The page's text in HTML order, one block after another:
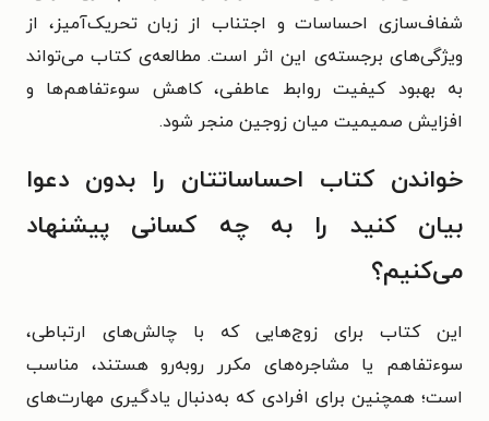
شفاف‌سازی احساسات و اجتناب از زبان تحریک‌آمیز، از
ویژگی‌های برجسته‌ی این اثر است. مطالعه‌ی کتاب می‌تواند
به بهبود کیفیت روابط عاطفی، کاهش سوءتفاهم‌ها و
افزایش صمیمیت میان زوجین منجر شود.
خواندن کتاب احساساتتان را بدون دعوا
بیان کنید را به چه کسانی پیشنهاد
می‌کنیم؟
این کتاب برای زوج‌هایی که با چالش‌های ارتباطی،
سوءتفاهم یا مشاجره‌های مکرر روبه‌رو هستند، مناسب
است؛ همچنین برای افرادی که به‌دنبال یادگیری مهارت‌های